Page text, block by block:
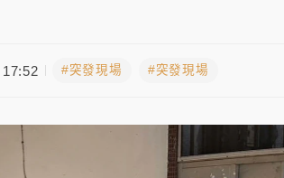
遭查扣畫面曝光
諒向法院聲請遭駁 理由曝光
#突發現場 #突發現場